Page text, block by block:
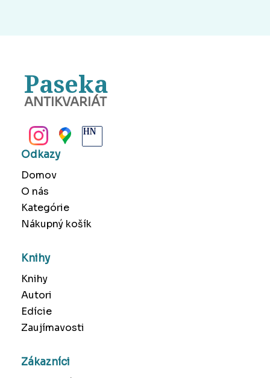
Paseka
ANTIKVARIÁT
Odkazy
Domov
O nás
Kategórie
Nákupný košík
Knihy
Knihy
Autori
Edície
Zaujímavosti
Zákazníci